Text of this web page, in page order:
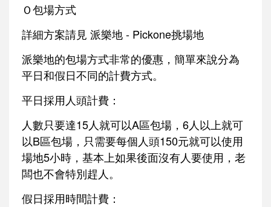
Ｏ包場方式
詳細方案請見 派樂地 - Pickone挑場地
派樂地的包場方式非常的優惠，簡單來說分為
平日和假日不同的計費方式。
平日採用人頭計費：
人數只要達15人就可以A區包場，6人以上就可
以B區包場，只需要每個人頭150元就可以使用
場地5小時，基本上如果後面沒有人要使用，老
闆也不會特別趕人。
假日採用時間計費：